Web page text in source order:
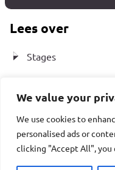
We value your
We use cookies to
personalised ads or
clicking "Accept All", you
Lees over
Stages
Contact